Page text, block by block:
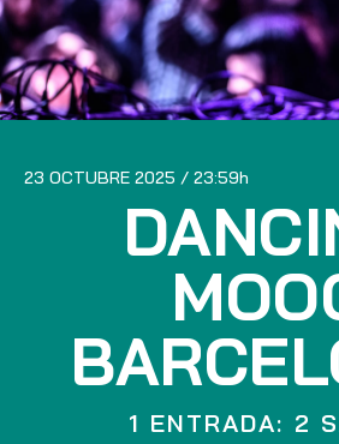
23 OCTUBRE 2025 23:59
1 ENTRADA: 2